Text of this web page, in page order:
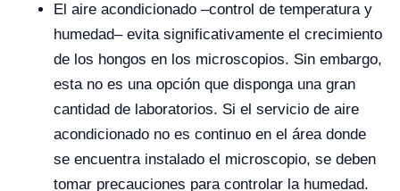
El aire acondicionado –control de temperatura y
humedad– evita significativamente el crecimiento
de los hongos en los microscopios. Sin embargo,
esta no es una opción que disponga una gran
cantidad de laboratorios. Si el servicio de aire
acondicionado no es continuo en el área donde
se encuentra instalado el microscopio, se deben
tomar precauciones para controlar la humedad.